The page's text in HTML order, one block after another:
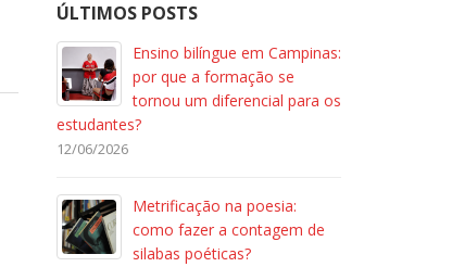
ÚLTIMOS POSTS
Ensino bilíngue em Campinas:
por que a formação se
tornou um diferencial para os
estudantes?
12/06/2026
Metrificação na poesia:
como fazer a contagem de
silabas poéticas?